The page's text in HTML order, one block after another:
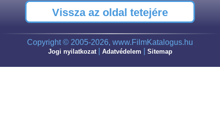
Vissza az oldal tetejére
Copyright © 2005-2026, www.FilmKatalogus.hu
Jogi nyilatkozat| Adatvédelem Sitemap